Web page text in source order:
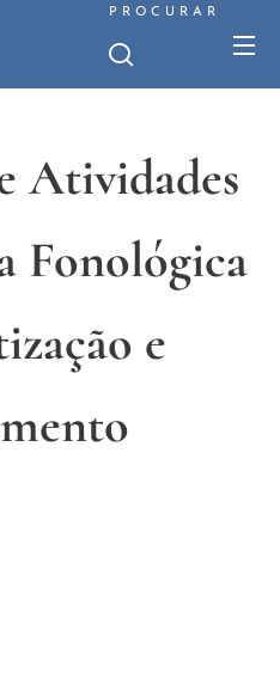
PROCURAR
Atividades
Fonológica
e